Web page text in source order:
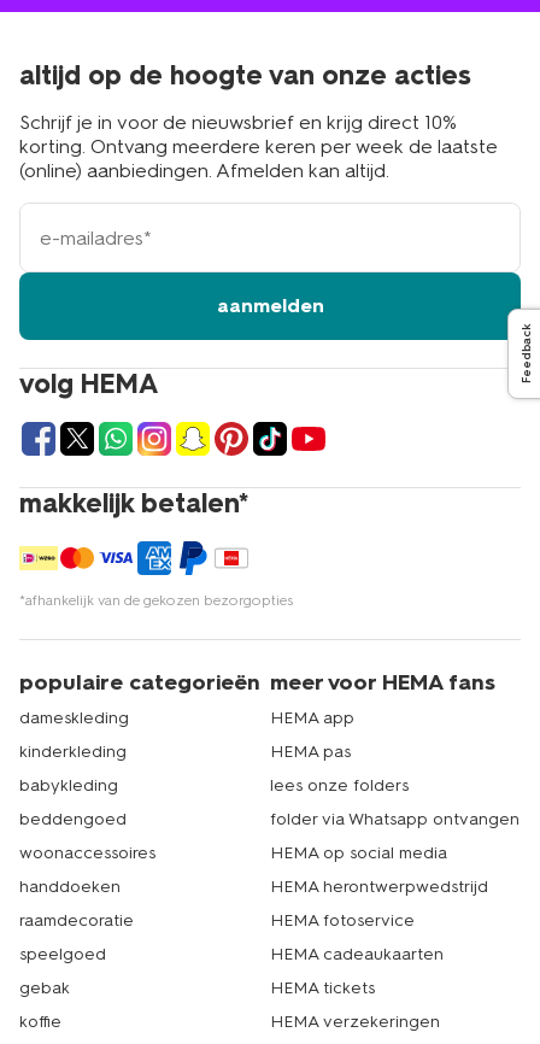
volg HEMA
makkelijk betalen*
*afhankelijk van de gekozen bezorgopties
altijd op de hoogte van onze acties
Schrijf je in voor de nieuwsbrief en krijg direct 10%
korting. Ontvang meerdere keren per week de laatste
(online) aanbiedingen. Afmelden kan altijd.
e-
mailadres
aanmelden
populaire categorieën
dameskleding
kinderkleding
babykleding
beddengoed
woonaccessoires
handdoeken
raamdecoratie
speelgoed
gebak
koffie
meer voor HEMA fans
HEMA app
HEMA pas
lees onze folders
folder via Whatsapp ontvangen
HEMA op social media
HEMA herontwerpwedstrijd
HEMA fotoservice
HEMA cadeaukaarten
HEMA tickets
HEMA verzekeringen
Feedback